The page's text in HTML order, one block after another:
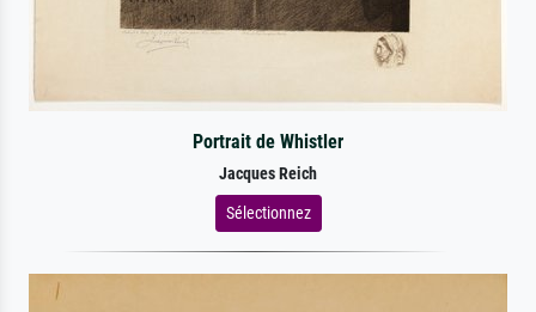
Portrait de Whistler
Jacques Reich
Sélectionnez